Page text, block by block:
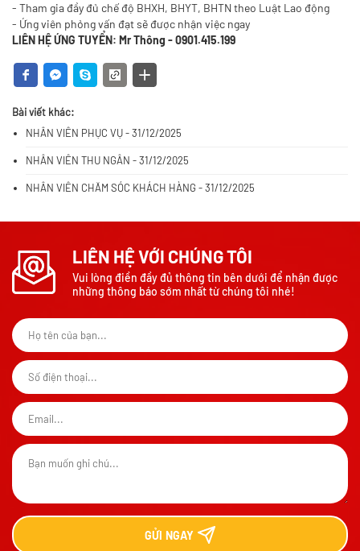
- Tham gia đầy đủ chế độ BHXH, BHYT, BHTN theo Luật Lao động
- Ứng viên phỏng vấn đạt sẽ được nhận việc ngay
LIÊN HỆ ỨNG TUYỂN: Mr Thông - 0901.415.199
Bài viết khác:
NHÂN VIÊN PHỤC VỤ - 31/12/2025
NHÂN VIÊN THU NGÂN - 31/12/2025
NHÂN VIÊN CHĂM SÓC KHÁCH HÀNG - 31/12/2025
LIÊN HỆ VỚI CHÚNG TÔI
Vui lòng điền đầy đủ thông tin bên dưới để nhận được
những thông báo sớm nhất từ chúng tôi nhé!
GỬI NGAY